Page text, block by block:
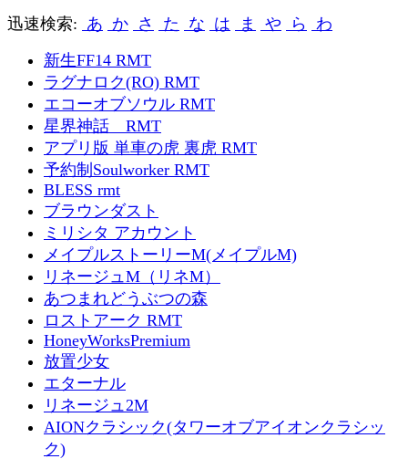
迅速検索: あ か さ た な は ま や ら わ
新生FF14 RMT
ラグナロク(RO) RMT
エコーオブソウル RMT
星界神話 RMT
アプリ版 単車の虎 裏虎 RMT
予約制Soulworker RMT
BLESS rmt
ブラウンダスト
ミリシタ アカウント
メイプルストーリーM(メイプルM)
リネージュM（リネM）
あつまれどうぶつの森
ロストアーク RMT
HoneyWorksPremium
放置少女
エターナル
リネージュ2M
AIONクラシック(タワーオブアイオンクラシッ
ク)